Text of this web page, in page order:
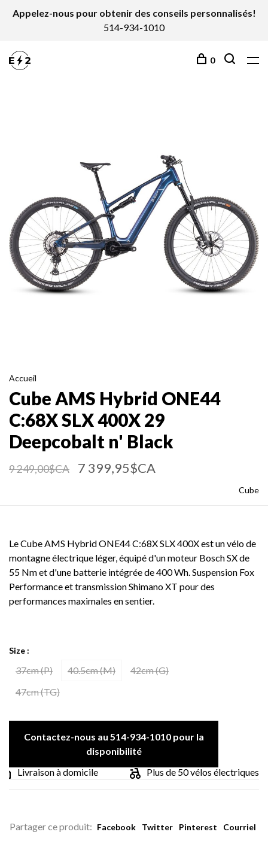
Appelez-nous pour obtenir des conseils personnalisés!
514-934-1010
0
Accueil
Cube AMS Hybrid ONE44
C:68X SLX 400X 29
Deepcobalt n' Black
9 249,00$CA 7 399,95$CA
Cube
Le Cube AMS Hybrid ONE44 C:68X SLX 400X est un vélo de
montagne électrique léger, équipé d'un moteur Bosch SX de
55 Nm et d'une batterie intégrée de 400 Wh. Suspension Fox
Performance et transmission Shimano XT pour des
performances maximales en sentier.
Size :
37cm (P) 40.5cm (M)
42cm (G)
47cm (TG)
Contactez-nous au 514-934-1010 pour la
disponibilité
Livraison à domicile
Plus de 50 vélos électriques
Partager ce produit: Facebook Twitter Pinterest Courriel